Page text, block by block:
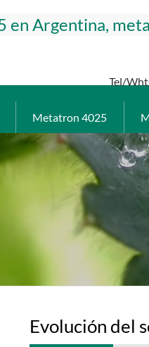
en Argentina,
Tel/
Metatron 4025
Evolución del